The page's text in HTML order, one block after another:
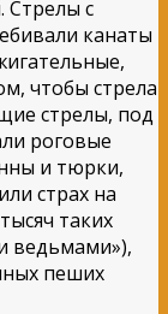
Стрелы с
канаты
чтобы стрела
стрелы, под
роговые
и тюрки,
страх на
таких
ведьмами»),
пеших